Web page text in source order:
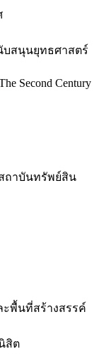
สนุนยุทธศาสตร์
Second Century
ถาบันทรัพย์สิน
พื้นที่สร้างสรรค์
สิต